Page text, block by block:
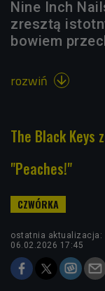
Nine Inch
zresztą
bowiem
rozwiń 
The Black Keys
"Peaches!"
ostatnia aktualizacja:
06.02.2026 17:45